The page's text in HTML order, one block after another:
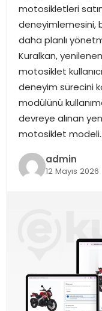
SPOR
EKONOMI
MAGAZIN
DÜNYA
OTOMOBIL
motosikletleri
deneyimlemesini,
daha planlı
Kuralkan,
motosiklet
deneyim sürecini
modülünü
devreye alınan
motosiklet
admin
12 Mayıs 2026